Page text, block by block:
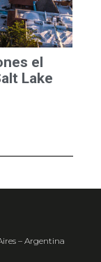
el
Lake
– Argentina